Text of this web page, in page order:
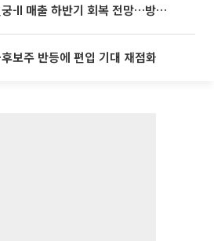
iM "LIG D&A, 천궁-II 매출 하반기 회복 전망…방산 톱픽 유지"
보주 반등에 편입 기대 재점화